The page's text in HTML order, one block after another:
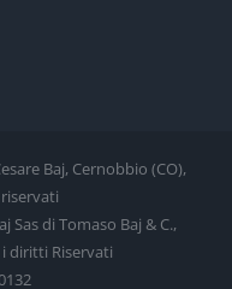
Baj, Cernobbio (CO),
Sas di Tomaso Baj & C.,
diritti Riservati